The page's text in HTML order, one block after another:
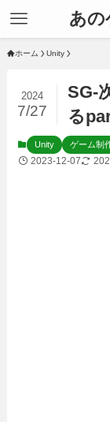
あの
ホーム Unity
SG-
る
2024
7/27
Unity ゲーム制
2023-12-07